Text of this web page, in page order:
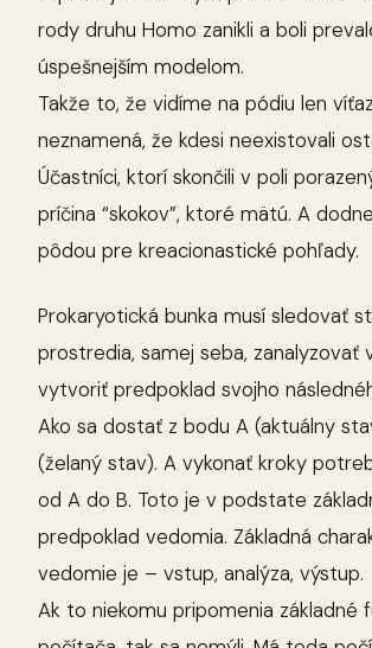
rody druhu Homo zanikli a boli
úspešnejším modelom.
Takže to, že vidíme na pódiu len
neznamená, že kdesi neexistovali
Účastníci, ktorí skončili v poli
príčina “skokov”, ktoré mätú. A
pôdou pre kreacionastické pohľady.
Prokaryotická bunka musí sledovať
prostredia, samej seba, zanalyzovať
vytvoriť predpoklad svojho
Ako sa dostať z bodu A (aktuálny
(želaný stav). A vykonať kroky
od A do B. Toto je v podstate
predpoklad vedomia. Základná
vedomie je – vstup, analýza, výstup.
Ak to niekomu pripomenia základné